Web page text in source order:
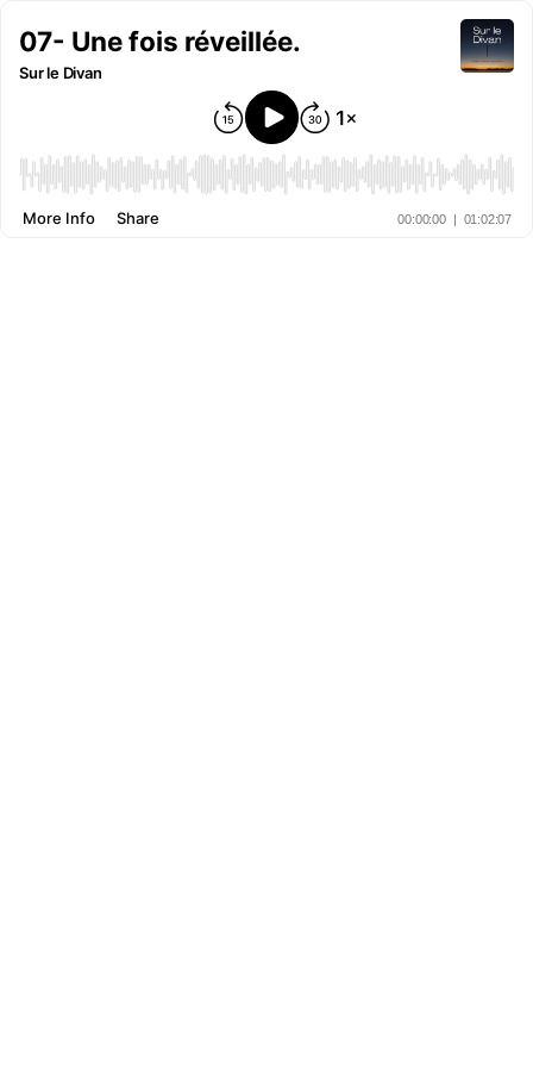
07- Une fois réveillée.
Sur le Divan
00:00:00 | 01:02:07
More Info Share